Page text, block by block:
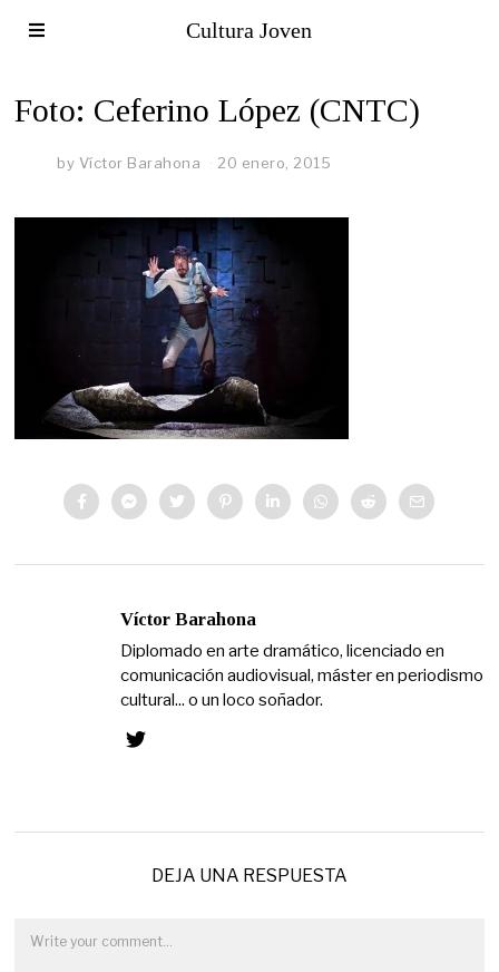
Cultura Joven
Foto: Ceferino López (CNTC)
by Víctor Barahona 20 enero, 2015
Víctor Barahona
Diplomado en arte dramático, licenciado en
comunicación audiovisual, máster en periodismo
cultural... o un loco soñador.
DEJA UNA RESPUESTA